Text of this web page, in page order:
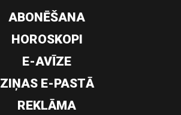
ABONĒŠANA
HOROSKOPI
E-AVĪZE
ZIŅAS E-PASTĀ
REKLĀMA